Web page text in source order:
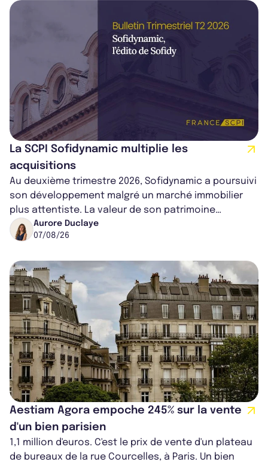
La SCPI Sofidynamic multiplie les
acquisitions
Au deuxième trimestre 2026, Sofidynamic a poursuivi
son développement malgré un marché immobilier
plus attentiste. La valeur de son patrimoine
progresse de 3,8% à périmètre constan...
Aurore Duclaye
07/08/26
Aestiam Agora empoche 245% sur la vente
d'un bien parisien
1,1 million d'euros. C'est le prix de vente d'un plateau
de bureaux de la rue Courcelles, à Paris. Un bien